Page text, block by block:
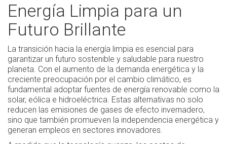
Energía Limpia para un
Futuro Brillante
La transición hacia la energía limpia es esencial para
garantizar un futuro sostenible y saludable para nuestro
planeta. Con el aumento de la demanda energética y la
creciente preocupación por el cambio climático, es
fundamental adoptar fuentes de energía renovable como la
solar, eólica e hidroeléctrica. Estas alternativas no solo
reducen las emisiones de gases de efecto invernadero,
sino que también promueven la independencia energética y
generan empleos en sectores innovadores.